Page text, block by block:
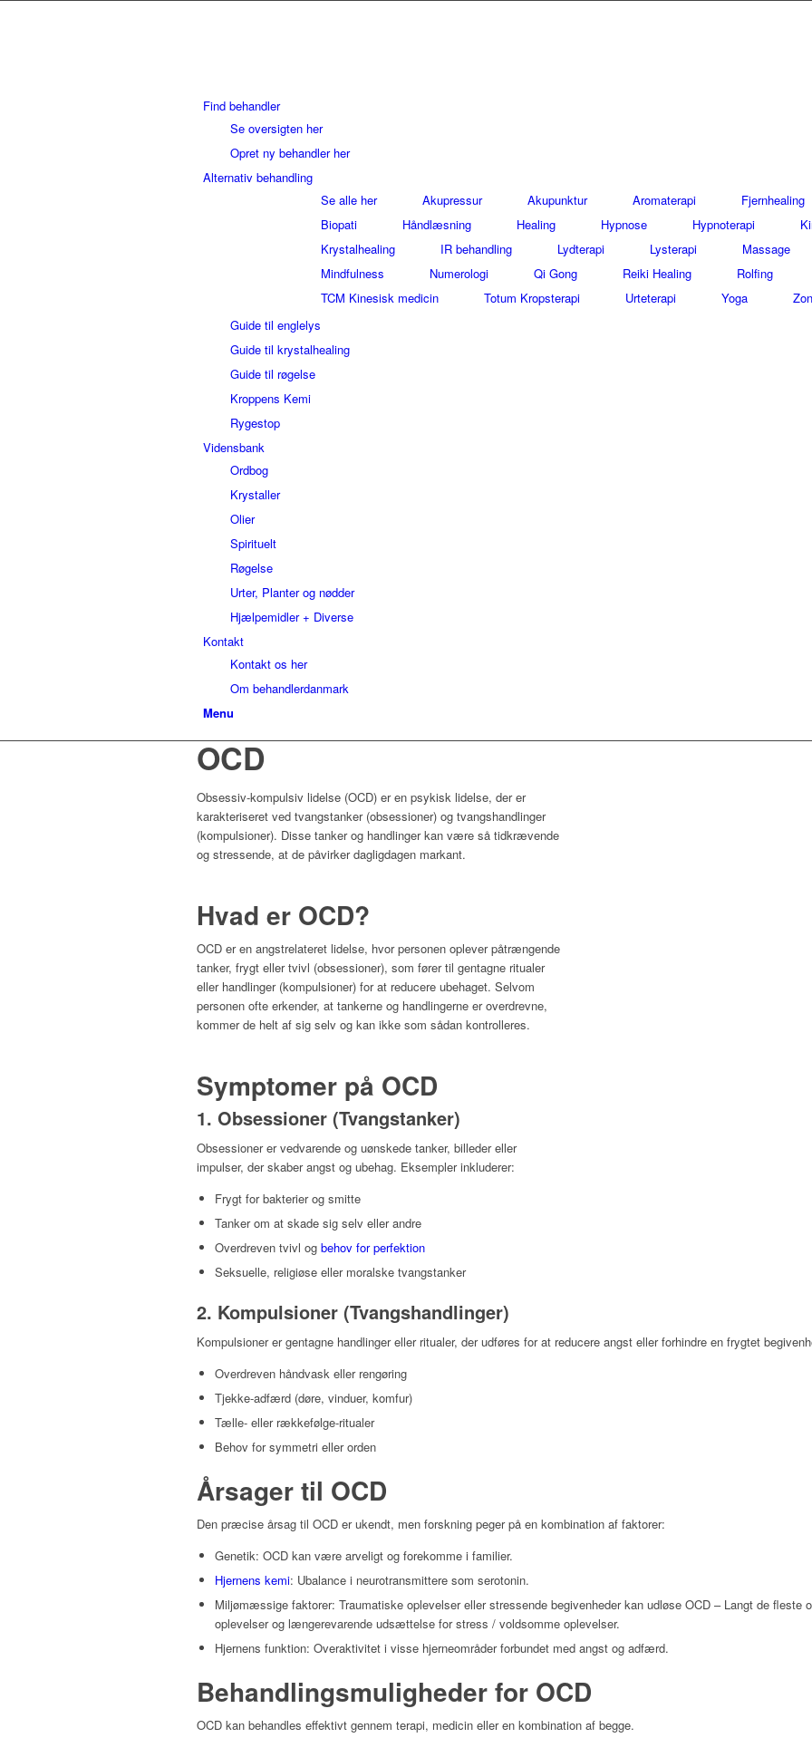
Find behandler
Se oversigten her
Opret ny behandler her
Alternativ behandling
Se alle her
Akupressur Akupunktur Aromaterapi Fjernhealing
Biopati
Håndlæsning Healing Hypnose Hypnoterapi
Krystalhealing
IR behandling Lydterapi Lysterapi Massage
Mindfulness
Numerologi Qi Gong Reiki Healing Rolfing
TCM Kinesisk medicin
Totum Kropsterapi Urteterapi Yoga
Guide til englelys
Guide til krystalhealing
Guide til røgelse
Kroppens Kemi
Rygestop
Vidensbank
Ordbog
Krystaller
Olier
Spirituelt
Røgelse
Urter, Planter og nødder
Hjælpemidler + Diverse
Kontakt
Kontakt os her
Om behandlerdanmark
Menu
OCD
Obsessiv-kompulsiv lidelse (OCD) er en psykisk lidelse, der er
karakteriseret ved tvangstanker (obsessioner) og tvangshandlinger
(kompulsioner). Disse tanker og handlinger kan være så tidkrævende
og stressende, at de påvirker dagligdagen markant.
Hvad er OCD?
OCD er en angstrelateret lidelse, hvor personen oplever påtrængende
tanker, frygt eller tvivl (obsessioner), som fører til gentagne ritualer
eller handlinger (kompulsioner) for at reducere ubehaget. Selvom
personen ofte erkender, at tankerne og handlingerne er overdrevne,
kommer de helt af sig selv og kan ikke som sådan kontrolleres.
Symptomer på OCD
1. Obsessioner (Tvangstanker)
Obsessioner er vedvarende og uønskede tanker, billeder eller
impulser, der skaber angst og ubehag. Eksempler inkluderer:
Frygt for bakterier og smitte
Tanker om at skade sig selv eller andre
Overdreven tvivl og behov for perfektion
Seksuelle, religiøse eller moralske tvangstanker
2. Kompulsioner (Tvangshandlinger)
Kompulsioner er gentagne handlinger eller ritualer, der udføres for at reducere angst eller forhindre en frygtet
Overdreven håndvask eller rengøring
Tjekke-adfærd (døre, vinduer, komfur)
Tælle- eller rækkefølge-ritualer
Behov for symmetri eller orden
Årsager til OCD
Den præcise årsag til OCD er ukendt, men forskning peger på en kombination af faktorer:
Genetik: OCD kan være arveligt og forekomme i familier.
Hjernens kemi: Ubalance i neurotransmittere som serotonin.
Miljømæssige faktorer: Traumatiske oplevelser eller stressende begivenheder kan udløse OCD – Langt de fleste
oplevelser og længerevarende udsættelse for stress / voldsomme oplevelser.
Hjernens funktion: Overaktivitet i visse hjerneområder forbundet med angst og adfærd.
Behandlingsmuligheder for OCD
OCD kan behandles effektivt gennem terapi, medicin eller en kombination af begge.